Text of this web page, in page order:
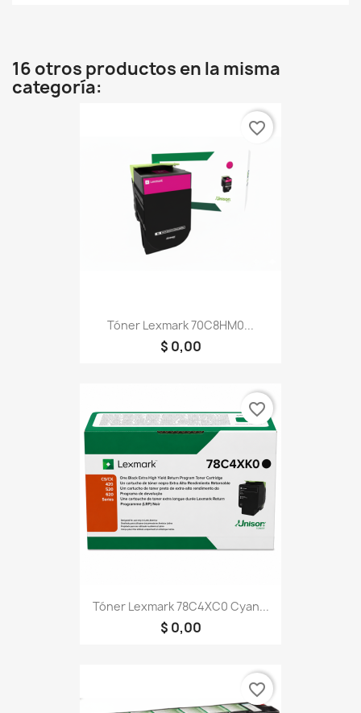
16 otros productos en la misma
categoría:
Tóner Lexmark 70C8HM0...
$ 0,00
favorite_border
Tóner Lexmark 78C4XC0 Cyan...
$ 0,00
favorite_border
favorite_border